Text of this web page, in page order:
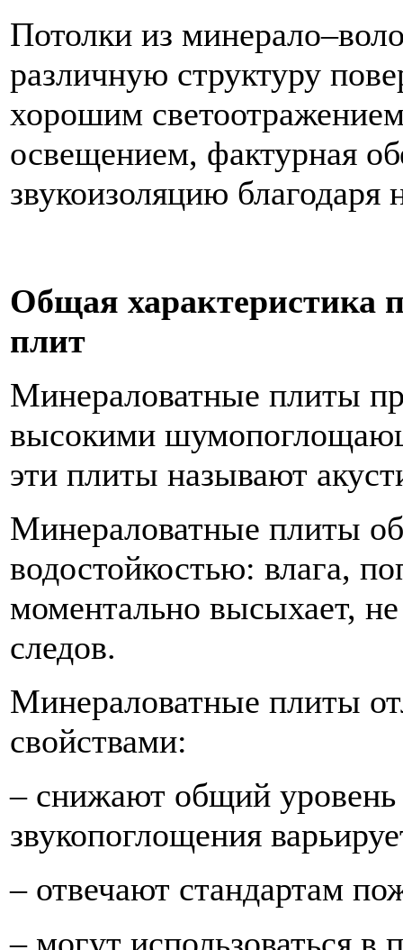
Потолки из
различную структуру
хорошим
освещением, фактурная
звукоизоляцию
Общая характеристика
плит
Минераловатные плиты
высокими
эти плиты называют
Минераловатные плиты
водостойкостью: влага,
моментально высыхает,
следов.
Минераловатные плиты
свойствами:
– снижают общий
звукопоглощения
– отвечают стандартам